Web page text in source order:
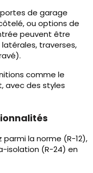
portes de garage
ou options de
peuvent être
traverses,
comme le
avec des styles
parmi la norme (R-12),
isolation (R-24) en